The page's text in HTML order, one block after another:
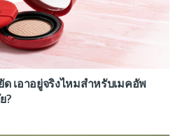
เอาอยู่จริงไหมสำหรับเมคอัพ
?